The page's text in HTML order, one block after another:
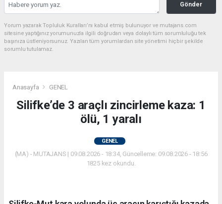
Gönder
Yorum yazarak Topluluk Kuralları’nı kabul etmiş bulunuyor ve mutajans.com
sitesine yaptığınız yorumunuzla ilgili doğrudan veya dolaylı tüm sorumluluğu tek
başınıza üstleniyorsunuz. Yazılan tüm yorumlardan site yönetimi hiçbir şekilde
sorumlu tutulamaz.
Anasayfa GENEL
Silifke’de 3 araçlı zincirleme kaza: 1
ölü, 1 yaralı
GENEL
(MA) - MUTAJANS | 09.08.2026 - 18:34, Güncelleme: 09.08.2026 - 18:56
1825 kez okundu.